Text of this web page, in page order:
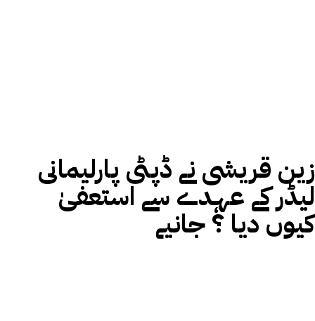
زین قریشی نے ڈپٹی پارلیمانی
لیڈر کے عہدے سے استعفیٰ
کیوں دیا ؟ جانیے